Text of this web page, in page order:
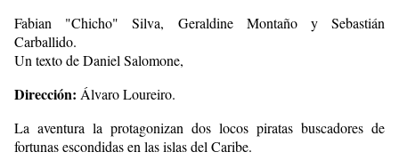
Fabian "Chicho" Silva, Geraldine Montaño y Sebastián
Carballido.
Un texto de Daniel Salomone,
Dirección: Álvaro Loureiro.
La aventura la protagonizan dos locos piratas buscadores de
fortunas escondidas en las islas del Caribe.